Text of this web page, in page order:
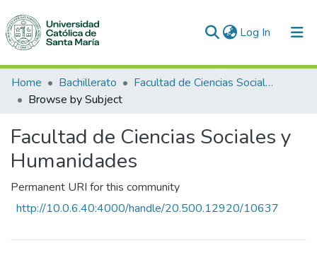
Log In (current)
Communities & Collections
All of DSpace
Home Bachillerato
Facultad de Ciencias Sociales y Humanidades
Browse by Subject
Facultad de Ciencias Sociales y
Humanidades
Permanent URI for this community
http://10.0.6.40:4000/handle/20.500.12920/10637